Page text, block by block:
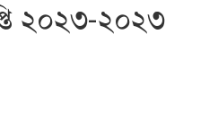
২০২৩-২০২৩